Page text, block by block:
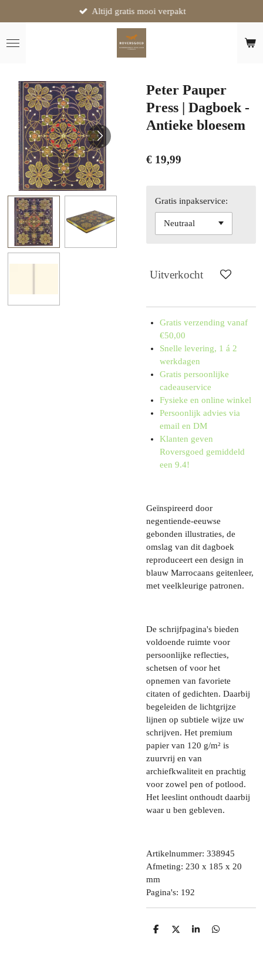
direct
naar
de
Altijd gratis mooi verpakt
Peter Pauper
Press | Dagboek -
Antieke bloesem
€ 19,99
Gratis inpakservice:
Uitverkocht
Gratis verzending vanaf
€50,00
Snelle levering, 1 á 2
werkdagen
Gratis persoonlijke
cadeauservice
Fysieke en online winkel
Persoonlijk advies via
email en DM
Klanten geven
Roversgoed gemiddeld
een 9.4!
Geïnspireerd door
negentiende-eeuwse
gebonden illustraties, de
omslag van dit dagboek
reproduceert een design in
blauw Marrocaans geitenleer,
met veelkleurige patronen.
De schrijfpagina's bieden
voldoende ruimte voor
persoonlijke reflecties,
schetsen of voor het
opnemen van favoriete
citaten of gedichten. Daarbij
begeleiden de lichtgrijze
lijnen op subtiele wijze uw
schrijven. Het premium
papier van 120 g/m² is
zuurvrij en van
archiefkwaliteit en prachtig
voor zowel pen of potlood.
Het leeslint onthoudt daarbij
waar u ben gebleven.
Artikelnummer: 338945
Afmeting: 230 x 185 x 20
mm
Pagina's: 192
D
D
S
D